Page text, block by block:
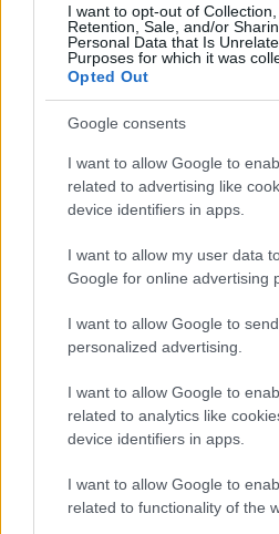
I want to opt-out of Collection,
Retention, Sale, and/or
Personal Data that Is
Purposes for which it was
Opted Out
Google consents
I want to allow Google to
related to advertising like
device identifiers in apps.
I want to allow my user data
Google for online advertising
I want to allow Google to
personalized advertising.
I want to allow Google to
related to analytics like
device identifiers in apps.
I want to allow Google to
related to functionality of the
Das Loft Bar &